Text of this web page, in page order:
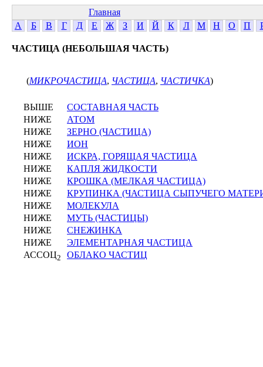
Главная
А
Б В Г Д Е Ж З И Й К Л М Н О П
ЧАСТИЦА (НЕБОЛЬШАЯ ЧАСТЬ)
(МИКРОЧАСТИЦА, ЧАСТИЦА, ЧАСТИЧКА)
ВЫШЕ
СОСТАВНАЯ ЧАСТЬ
НИЖЕ
АТОМ
НИЖЕ
ЗЕРНО (ЧАСТИЦА)
НИЖЕ
ИОН
НИЖЕ
ИСКРА, ГОРЯЩАЯ ЧАСТИЦА
НИЖЕ
КАПЛЯ ЖИДКОСТИ
НИЖЕ
КРОШКА (МЕЛКАЯ ЧАСТИЦА)
НИЖЕ
КРУПИНКА (ЧАСТИЦА СЫПУЧЕГО
НИЖЕ
МОЛЕКУЛА
НИЖЕ
МУТЬ (ЧАСТИЦЫ)
НИЖЕ
СНЕЖИНКА
НИЖЕ
ЭЛЕМЕНТАРНАЯ ЧАСТИЦА
АССОЦ2 ОБЛАКО ЧАСТИЦ